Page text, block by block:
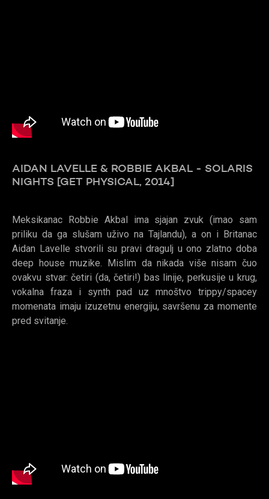
AIDAN LAVELLE & ROBBIE AKBAL - SOLARIS
NIGHTS [GET PHYSICAL, 2014]
Meksikanac Robbie Akbal ima sjajan zvuk (imao sam
priliku da ga slušam uživo na Tajlandu), a on i Britanac
Aidan Lavelle stvorili su pravi dragulj u ono zlatno doba
deep house muzike. Mislim da nikada više nisam čuo
ovakvu stvar: četiri (da, četiri!) bas linije, perkusije u krug,
vokalna fraza i synth pad uz mnoštvo trippy/spacey
momenata imaju izuzetnu energiju, savršenu za momente
pred svitanje.